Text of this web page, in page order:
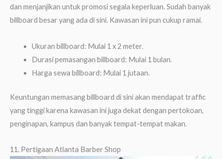
dan menjanjikan untuk promosi segala keperluan. Sudah banyak
billboard besar yang ada di sini. Kawasan ini pun cukup ramai.
Ukuran billboard: Mulai 1 x 2 meter.
Durasi pemasangan billboard: Mulai 1 bulan.
Harga sewa billboard: Mulai 1 jutaan.
Keuntungan memasang billboard di sini akan mendapat traffic
yang tinggi karena kawasan ini juga dekat dengan pertokoan,
penginapan, kampus dan banyak tempat-tempat makan.
11. Pertigaan Atlanta Barber Shop